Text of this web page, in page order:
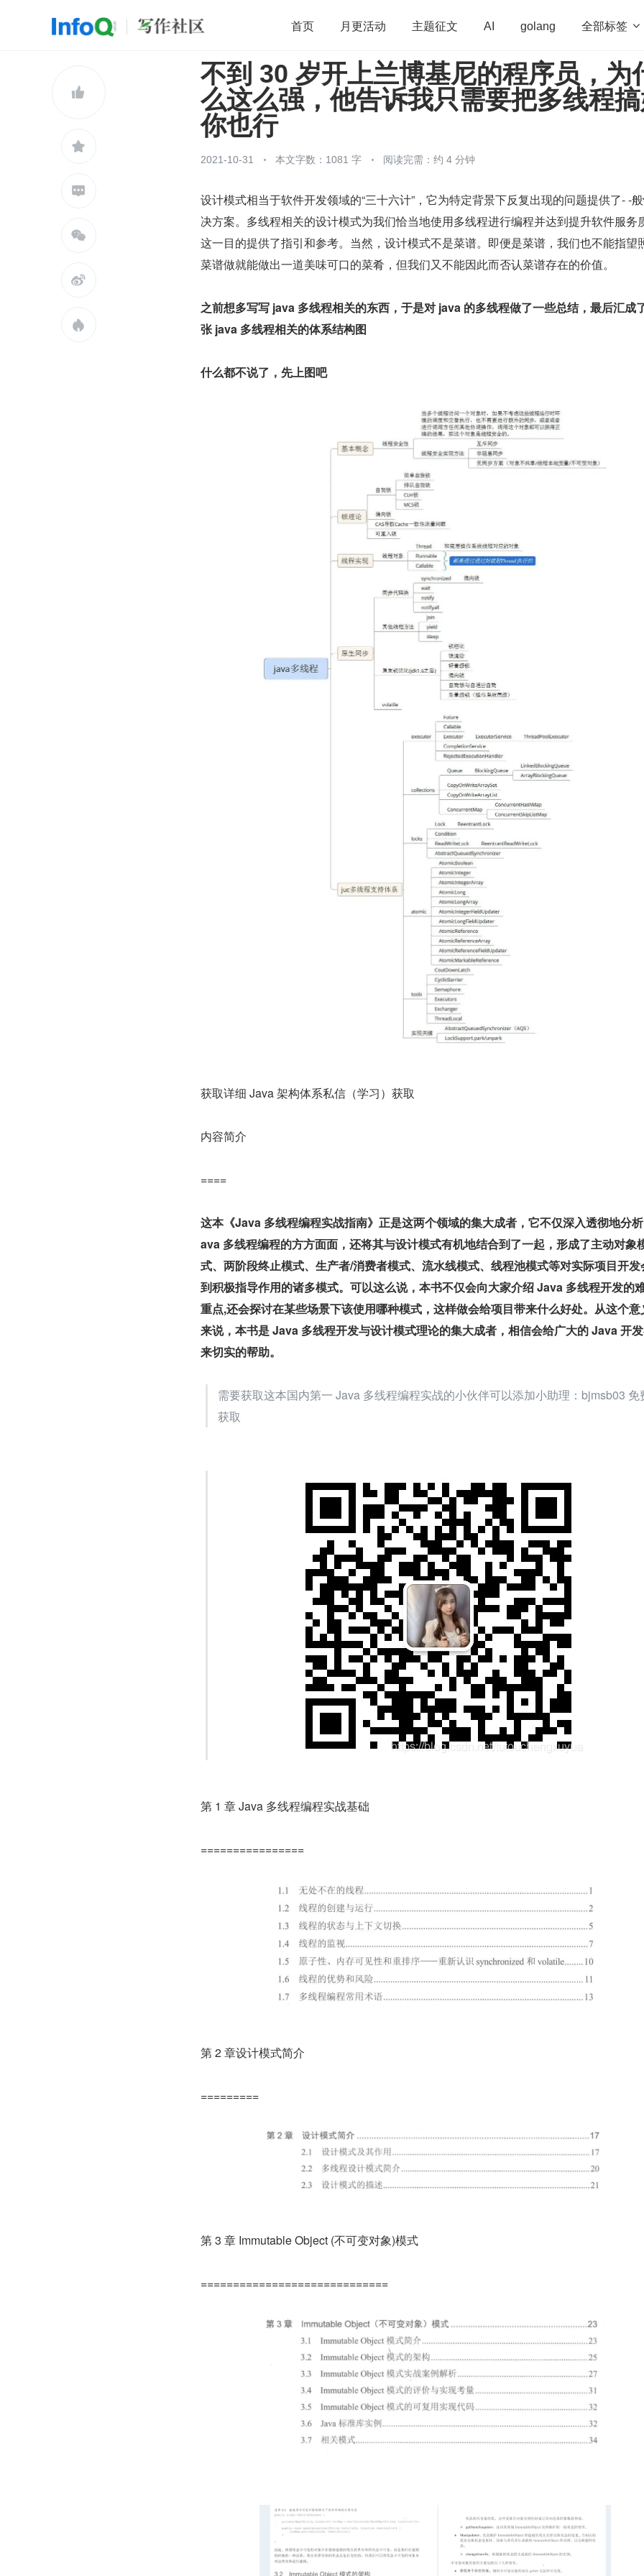
首页 月更活动 主题征文 AI golang 全部标签 
开源 架构 OpenHarmony 算法 学习方法 Web3.0 高
前端 团队管理 程序员 运维 深度思考 低代码 redis






不到 30 岁开上兰博基尼的程序员，为
么这么强，他告诉我只需要把多线程
你也行
2021-10-31 本文字数：1081 字 阅读完需：约 4 分钟
设计模式相当于软件开发领域的“三十六计”，它为特定背景下反复出现的问题提供了- -
决方案。多线程相关的设计模式为我们恰当地使用多线程进行编程并达到提升软件服务
这一目的提供了指引和参考。当然，设计模式不是菜谱。即便是菜谱，我们也不能指望
菜谱做就能做出一道美味可口的菜肴，但我们又不能因此而否认菜谱存在的价值。
之前想多写写 java 多线程相关的东西，于是对 java 的多线程做了一些总结，最后汇成
张 java 多线程相关的体系结构图
什么都不说了，先上图吧
获取详细 Java 架构体系私信（学习）获取
内容简介
====
这本《Java 多线程编程实战指南》正是这两个领域的集大成者，它不仅深入透彻地分
ava 多线程编程的方方面面，还将其与设计模式有机地结合到了一起，形成了主动对象
式、两阶段终止模式、生产者/消费者模式、流水线模式、线程池模式等对实际项目开发
到积极指导作用的诸多模式。可以这么说，本书不仅会向大家介绍 Java 多线程开发的
重点,还会探讨在某些场景下该使用哪种模式，这样做会给项目带来什么好处。从这个意
来说，本书是 Java 多线程开发与设计模式理论的集大成者，相信会给广大的 Java 开
来切实的帮助。
需要获取这本国内第一 Java 多线程编程实战的小伙伴可以添加小助理：bjmsb03 免
获取
第 1 章 Java 多线程编程实战基础
================
第 2 章设计模式简介
=========
第 3 章 Immutable Object (不可变对象)模式
=============================